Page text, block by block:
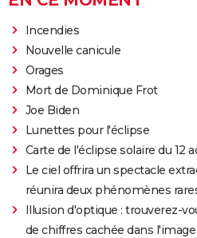
Incendies
Nouvelle canicule
Orages
Mort de Dominique Frot
Joe Biden
Lunettes pour l'éclipse
Carte de l'éclipse solaire du 12
Le ciel offrira un spectacle
réunira deux phénomènes
Illusion d'optique : trouverez-
de chiffres cachée dans l'image